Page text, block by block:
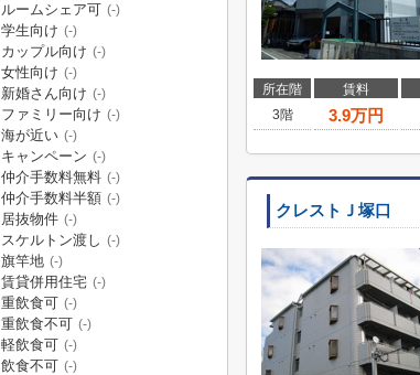
所在階 賃料
3階
3.9万円
クレストＪ塚口
ルームシェア可 (-)
学生向け (-)
カップル向け (-)
女性向け (-)
新婚さん向け (-)
ファミリー向け (-)
海が近い (-)
キャンペーン (-)
仲介手数料無料 (-)
仲介手数料半額 (-)
居抜物件 (-)
スケルトン渡し (-)
旗竿地 (-)
賃貸併用住宅 (-)
重飲食可 (-)
重飲食不可 (-)
軽飲食可 (-)
飲食不可 (-)